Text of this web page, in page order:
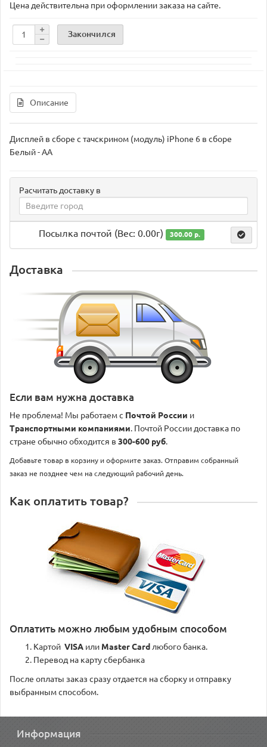
Цена действительна при оформлении заказа на сайте.
Закончился
Описание
Дисплей в сборе с тачскрином (модуль) iPhone 6 в сборе
Белый - AA
Расчитать доставку в
Посылка почтой (Вес: 0.00г) 300.00 р.
Доставка
Если вам нужна доставка
Не проблема! Мы работаем с Почтой России и
Транспортными компаниями. Почтой России доставка по
стране обычно обходится в 300-600 руб.
Добавьте товар в корзину и оформите заказ. Отправим собранный
заказ не позднее чем на следующий рабочий день.
Как оплатить товар?
Оплатить можно любым удобным способом
Картой VISA или Master Card любого банка.
Перевод на карту сбербанка
После оплаты заказ сразу отдается на сборку и отправку
выбранным способом.
Информация